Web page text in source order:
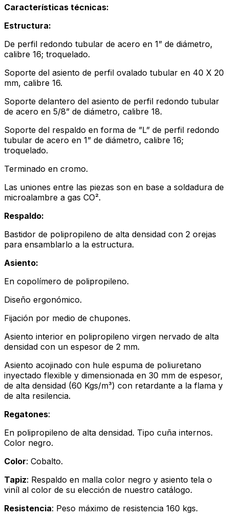
Características técnicas:
Estructura:
De perfil redondo tubular de acero en 1” de diámetro,
calibre 16; troquelado.
Soporte del asiento de perfil ovalado tubular en 40 X 20
mm, calibre 16.
Soporte delantero del asiento de perfil redondo tubular
de acero en 5/8” de diámetro, calibre 18.
Soporte del respaldo en forma de ”L” de perfil redondo
tubular de acero en 1” de diámetro, calibre 16;
troquelado.
Terminado en cromo.
Las uniones entre las piezas son en base a soldadura de
microalambre a gas CO².
Respaldo:
Bastidor de polipropileno de alta densidad con 2 orejas
para ensamblarlo a la estructura.
Asiento:
En copolímero de polipropileno.
Diseño ergonómico.
Fijación por medio de chupones.
Asiento interior en polipropileno virgen nervado de alta
densidad con un espesor de 2 mm.
Asiento acojinado con hule espuma de poliuretano
inyectado flexible y dimensionada en 30 mm de espesor,
de alta densidad (60 Kgs/m³) con retardante a la flama y
de alta resilencia.
Regatones:
En polipropileno de alta densidad. Tipo cuña internos.
Color negro.
Color: Cobalto.
Tapiz: Respaldo en malla color negro y asiento tela o
viníl al color de su elección de nuestro catálogo.
Resistencia: Peso máximo de resistencia 160 kgs.